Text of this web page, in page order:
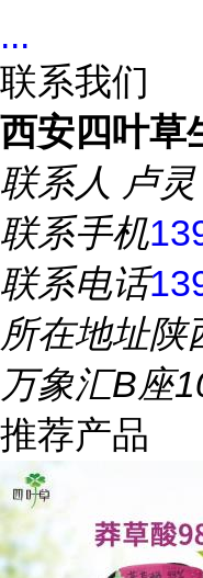
...
联系我们
西安四叶草
联系人 卢灵
联系手机
联系电话
所在地址陕
万象汇B座
推荐产品